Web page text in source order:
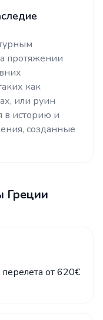
протяжении
как
или руин
в историю и
созданные
Греции
от 620€